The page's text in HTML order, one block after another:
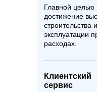
Клиентский
сервис
Главной целью
достижение
строительства
эксплуатации
расходах.